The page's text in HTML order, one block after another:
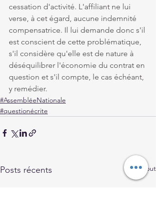
cessation d'activité. L'affiliant ne lui
verse, à cet égard, aucune indemnité
compensatrice. Il lui demande donc s'il
est conscient de cette problématique,
s'il considère qu'elle est de nature à
déséquilibrer l'économie du contrat en
question et s'il compte, le cas échéant,
y remédier.
#AssembléeNationale
#questionécrite
Posts récents Voir tout